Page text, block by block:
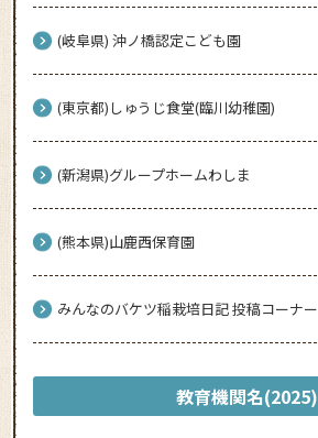
(岐阜県) 沖ノ橋認定こども園
(東京都)しゅうじ食堂(臨川幼稚園)
(新潟県)グループホームわしま
(熊本県)山鹿西保育園
みんなのバケツ稲栽培日記 投稿コーナー
教育機関名(2025)